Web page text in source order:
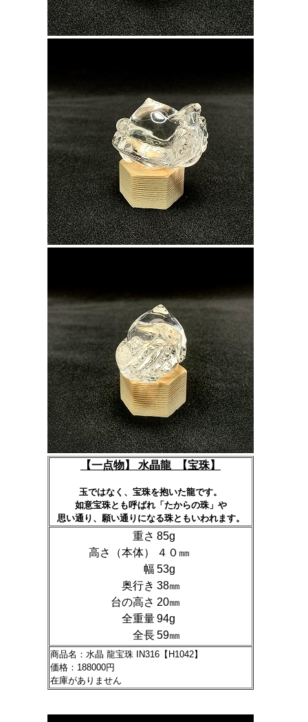
【一点物】 水晶龍 【宝珠】
玉ではなく、宝珠を抱いた龍です。
如意宝珠とも呼ばれ「たからの珠」や
思い通り、願い通りになる珠ともいわれます。
重さ 85g
高さ（本体）
４０㎜
幅 53g
奥行き 38㎜
台の高さ 20㎜
全重量94g
全長59㎜
商品名：水晶 龍宝珠 IN316【H1042】
価格：188000円
在庫がありません